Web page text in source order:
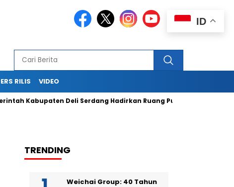
RILIS VIDEO
Kabupaten Deli Serdang Hadirkan Ruang Publik Bersama
TRENDING
Weichai Group: 40 Tahun
ID